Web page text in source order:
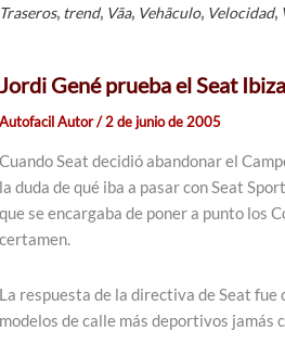
Traseros, trend, Vã­a, Vehã­culo, Velocidad,
Jordi Gené prueba el Seat
Autofacil Autor/2 de junio de 2005
Cuando Seat decidió abandonar el
la duda de qué iba a pasar con Seat
que se encargaba de poner a punto los
certamen.
La respuesta de la directiva de Seat
modelos de calle más deportivos jamás